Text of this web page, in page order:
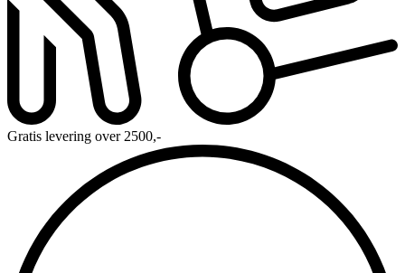
Gratis levering over 2500,-